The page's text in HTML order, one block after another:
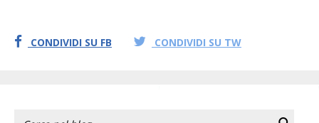
CONDIVIDI SU FB CONDIVIDI SU TW